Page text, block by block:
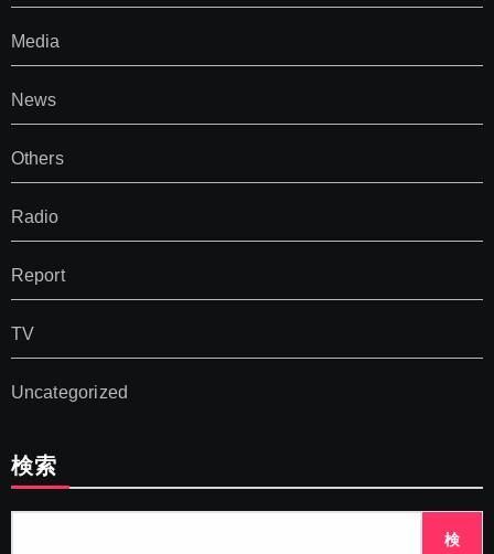
Media
News
Others
Radio
Report
TV
Uncategorized
検索
検